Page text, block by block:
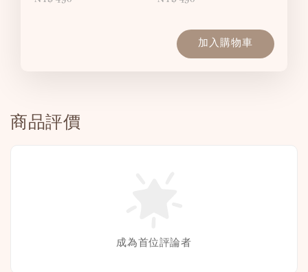
加入購物車
商品評價
成為首位評論者